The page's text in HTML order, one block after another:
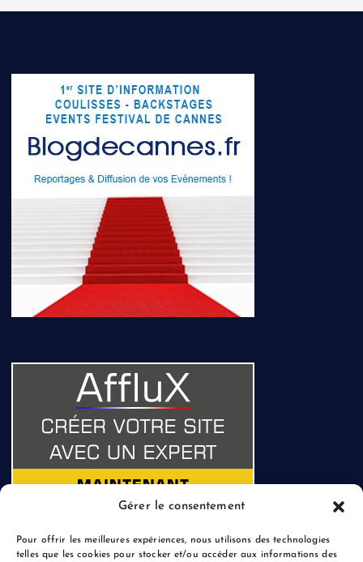
Gérer le consentement
Pour offrir les meilleures expériences, nous utilisons des technologies
telles que les cookies pour stocker et/ou accéder aux informations des